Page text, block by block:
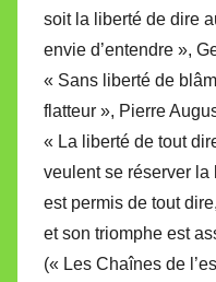
soit la liberté de dire
envie d’entendre »,
« Sans liberté de
flatteur », Pierre
« La liberté de tout
veulent se réserver la
est permis de tout
et son triomphe est
(« Les Chaînes de